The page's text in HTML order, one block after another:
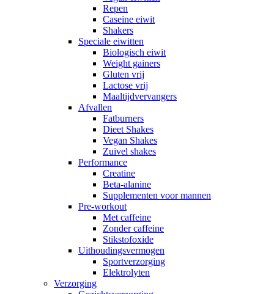
Repen
Caseine eiwit
Shakers
Speciale eiwitten
Biologisch eiwit
Weight gainers
Gluten vrij
Lactose vrij
Maaltijdvervangers
Afvallen
Fatburners
Dieet Shakes
Vegan Shakes
Zuivel shakes
Performance
Creatine
Beta-alanine
Supplementen voor mannen
Pre-workout
Met caffeine
Zonder caffeine
Stikstofoxide
Uithoudingsvermogen
Sportverzorging
Elektrolyten
Verzorging